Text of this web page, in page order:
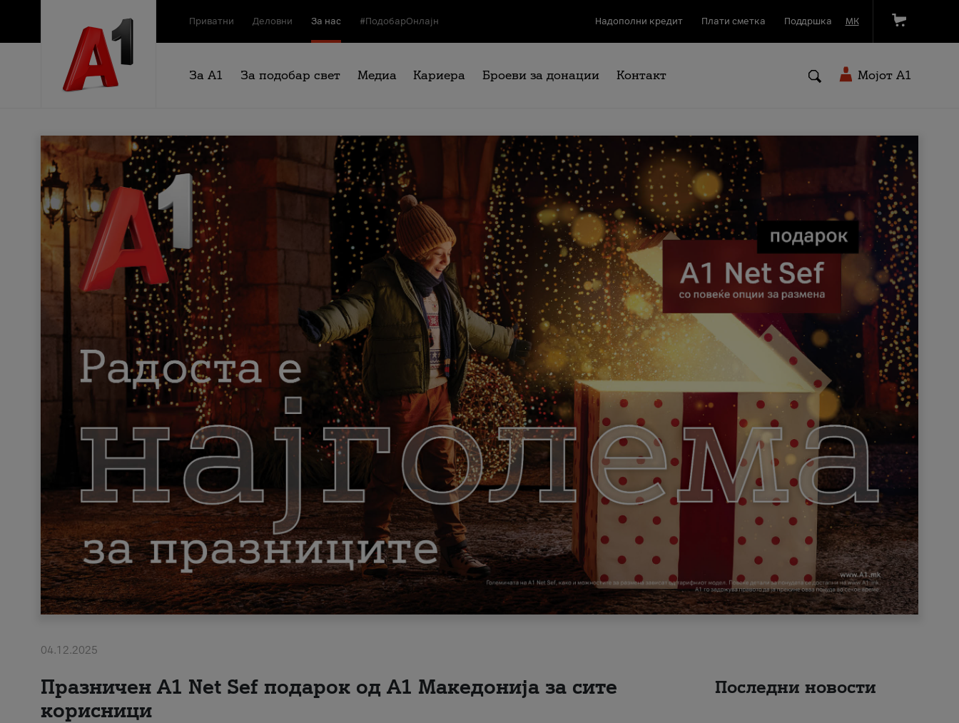
Приватни Деловни За нас #ПодобарОнлајн Надополни кредит Плати сметка Поддршка МК
За А1 За подобар свет Медиа Кариера Броеви за донации Контакт Мојот A1
04.12.2025
Празничен A1 Net Sеf подарок од А1 Македонија за сите
корисници
Последни новости